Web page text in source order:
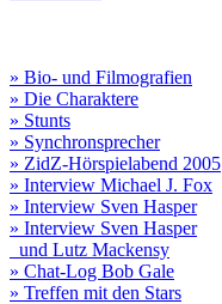
» Bio- und Filmografien
» Die Charaktere
» Stunts
» Synchronsprecher
» ZidZ-Hörspielabend 2005
» Interview Michael J. Fox
» Interview Sven Hasper
» Interview Sven Hasper
und Lutz Mackensy
» Chat-Log Bob Gale
» Treffen mit den Stars